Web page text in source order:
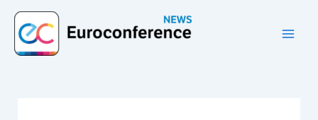
contenuto